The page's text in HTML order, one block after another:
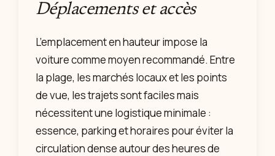
Déplacements et accès
L’emplacement en hauteur impose la
voiture comme moyen recommandé. Entre
la plage, les marchés locaux et les points
de vue, les trajets sont faciles mais
nécessitent une logistique minimale :
essence, parking et horaires pour éviter la
circulation dense autour des heures de